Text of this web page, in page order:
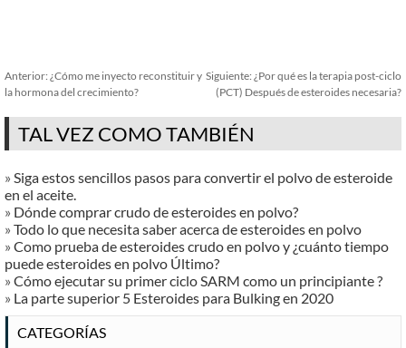
Anterior: ¿Cómo me inyecto reconstituir y
la hormona del crecimiento?
Siguiente: ¿Por qué es la terapia post-ciclo
(PCT) Después de esteroides necesaria?
TAL VEZ COMO TAMBIÉN
» Siga estos sencillos pasos para convertir el polvo de esteroide
en el aceite.
» Dónde comprar crudo de esteroides en polvo?
» Todo lo que necesita saber acerca de esteroides en polvo
» Como prueba de esteroides crudo en polvo y ¿cuánto tiempo
puede esteroides en polvo Último?
» Cómo ejecutar su primer ciclo SARM como un principiante ?
» La parte superior 5 Esteroides para Bulking en 2020
CATEGORÍAS